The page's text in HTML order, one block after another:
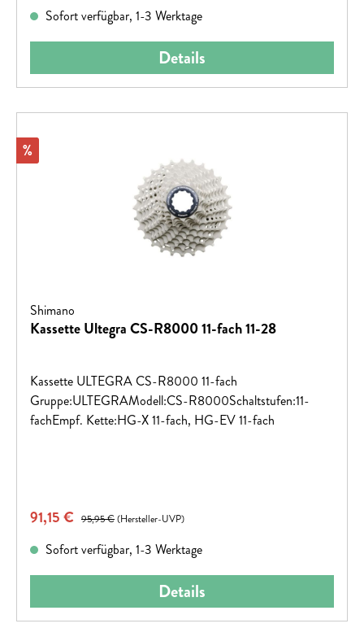
Sofort verfügbar, 1-3 Werktage
Details
Rabatt
%
Shimano
Kassette Ultegra CS-R8000 11-fach 11-28
Kassette ULTEGRA CS-R8000 11-fach
Gruppe:ULTEGRAModell:CS-R8000Schaltstufen:11-
fachEmpf. Kette:HG-X 11-fach, HG-EV 11-fach
Verkaufspreis:
91,15 € Regulärer Preis:
95,95 €(Hersteller-UVP)
Sofort verfügbar, 1-3 Werktage
Details